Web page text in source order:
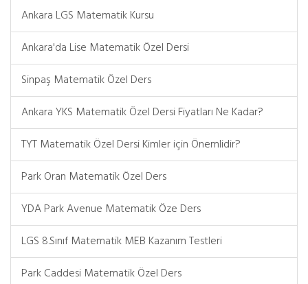
Ankara LGS Matematik Kursu
Ankara'da Lise Matematik Özel Dersi
Sinpaş Matematik Özel Ders
Ankara YKS Matematik Özel Dersi Fiyatları Ne Kadar?
TYT Matematik Özel Dersi Kimler için Önemlidir?
Park Oran Matematik Özel Ders
YDA Park Avenue Matematik Öze Ders
LGS 8.Sınıf Matematik MEB Kazanım Testleri
Park Caddesi Matematik Özel Ders